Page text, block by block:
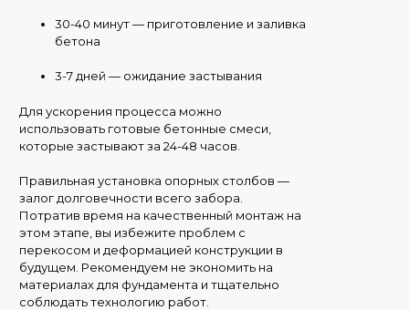
30-40 минут — приготовление и заливка
бетона
3-7 дней — ожидание застывания
Для ускорения процесса можно
использовать готовые бетонные смеси,
которые застывают за 24-48 часов.
Правильная установка опорных столбов —
залог долговечности всего забора.
Потратив время на качественный монтаж на
этом этапе, вы избежите проблем с
перекосом и деформацией конструкции в
будущем. Рекомендуем не экономить на
материалах для фундамента и тщательно
соблюдать технологию работ.